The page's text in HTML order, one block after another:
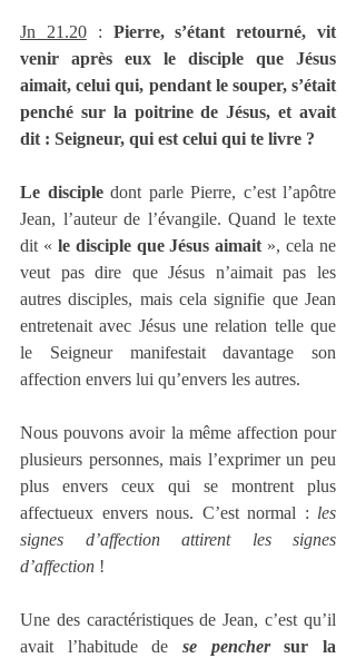
Jn 21.20 : Pierre, s’étant retourné, vit
venir après eux le disciple que Jésus
aimait, celui qui, pendant le souper, s’était
penché sur la poitrine de Jésus, et avait
dit : Seigneur, qui est celui qui te livre ?
Le disciple dont parle Pierre, c’est l’apôtre
Jean, l’auteur de l’évangile. Quand le texte
dit « le disciple que Jésus aimait », cela ne
veut pas dire que Jésus n’aimait pas les
autres disciples, mais cela signifie que Jean
entretenait avec Jésus une relation telle que
le Seigneur manifestait davantage son
affection envers lui qu’envers les autres.
Nous pouvons avoir la même affection pour
plusieurs personnes, mais l’exprimer un peu
plus envers ceux qui se montrent plus
affectueux envers nous. C’est normal : les
signes d’affection attirent les signes
d’affection !
Une des caractéristiques de Jean, c’est qu’il
avait l’habitude de se pencher sur la